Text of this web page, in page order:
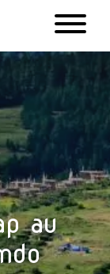
au